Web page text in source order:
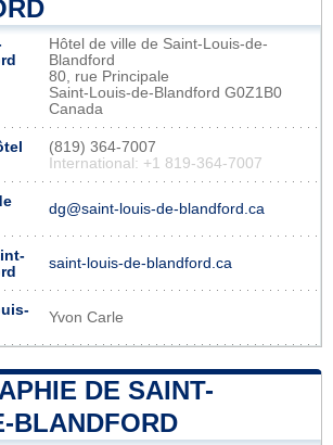
Hôtel de ville de Saint-Louis-de-
Blandford
80, rue Principale
Saint-Louis-de-Blandford G0Z1B0
Canada
(819) 364-7007
International: +1 819-364-7007
dg@saint-louis-de-blandford.ca
saint-louis-de-blandford.ca
Yvon Carle
DE SAINT-
BLANDFORD